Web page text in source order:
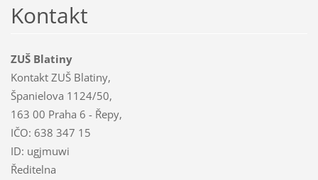
Kontakt
ZUŠ Blatiny
Kontakt ZUŠ Blatiny,
Španielova 1124/50,
163 00 Praha 6 - Řepy,
IČO: 638 347 15
ID: ugjmuwi
Ředitelna